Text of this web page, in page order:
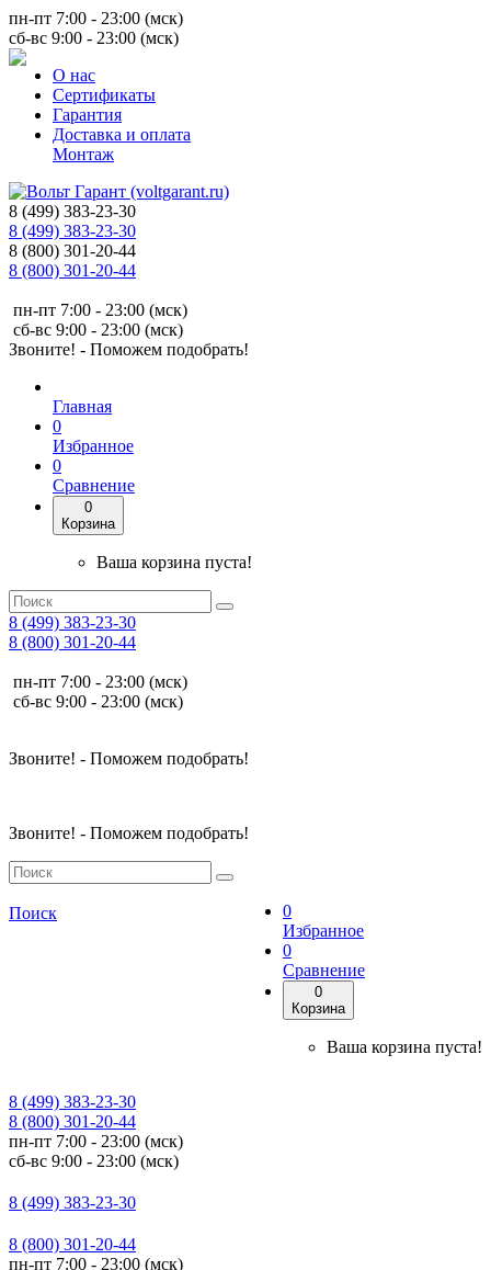
пн-пт 7:00 - 23:00 (мск)
сб-вс 9:00 - 23:00 (мск)
О нас
Сертификаты
Гарантия
Доставка и оплата
Монтаж
8 (499) 383-23-30
8 (499) 383-23-30
8 (800) 301-20-44
8 (800) 301-20-44
пн-пт 7:00 - 23:00 (мск)
сб-вс 9:00 - 23:00 (мск)
Звоните! - Поможем подобрать!
Главная
0
Избранное
0
Сравнение
0
Корзина
Ваша корзина пуста!
8 (499) 383-23-30
8 (800) 301-20-44
пн-пт 7:00 - 23:00 (мск)
сб-вс 9:00 - 23:00 (мск)
Звоните! - Поможем подобрать!
Звоните! - Поможем подобрать!
0
Избранное
0
Сравнение
0
Корзина
Ваша корзина пуста!
Поиск
8 (499) 383-23-30
8 (800) 301-20-44
пн-пт 7:00 - 23:00 (мск)
сб-вс 9:00 - 23:00 (мск)
8 (499) 383-23-30
8 (800) 301-20-44
пн-пт 7:00 - 23:00 (мск)